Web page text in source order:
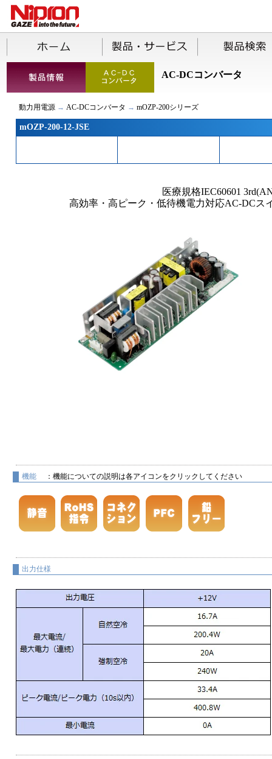
AC-DCコンバータ
動力用電源→ AC-DCコンバータ → mOZP-200シリーズ
mOZP-200-12-JSE
医療規格IEC60601
高効率・高ピーク・低待機電力対応AC-DCス
機能 ：機能についての説明は各アイコンをクリックしてください
出力仕様